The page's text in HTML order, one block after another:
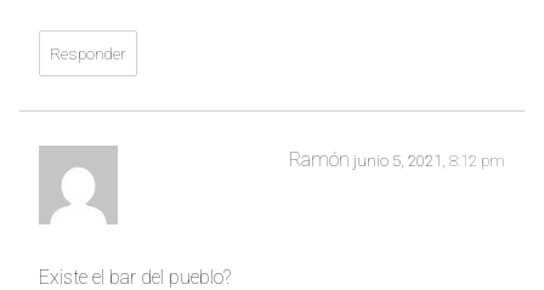
Responder
Ramón junio 5, 2021, 8:12 pm
Existe el bar del pueblo?